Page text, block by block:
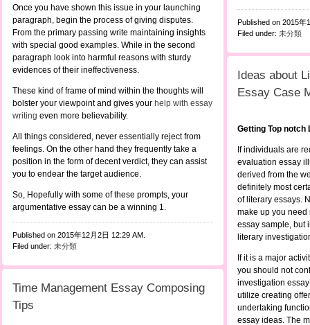
Once you have shown this issue in your launching
paragraph, begin the process of giving disputes.
From the primary passing write maintaining insights
with special good examples. While in the second
paragraph look into harmful reasons with sturdy
evidences of their ineffectiveness.
These kind of frame of mind within the thoughts will
bolster your viewpoint and gives your help with essay
writing even more believability.
All things considered, never essentially reject from
feelings. On the other hand they frequently take a
position in the form of decent verdict, they can assist
you to endear the target audience.
So, Hopefully with some of these prompts, your
argumentative essay can be a winning 1.
Published on 2015年12月2日 12:29 AM.
Filed under: 未分類
Published on 2015年
Filed under: 未分類
Ideas about
Essay Case
Getting Top
If individuals are
evaluation essay
derived from the
definitely most
of literary essays.
make up you need
essay sample, but
literary
If it is a major
you should not
investigation
utilize creating
undertaking
essay ideas. The
Time Management Essay Composing
Tips